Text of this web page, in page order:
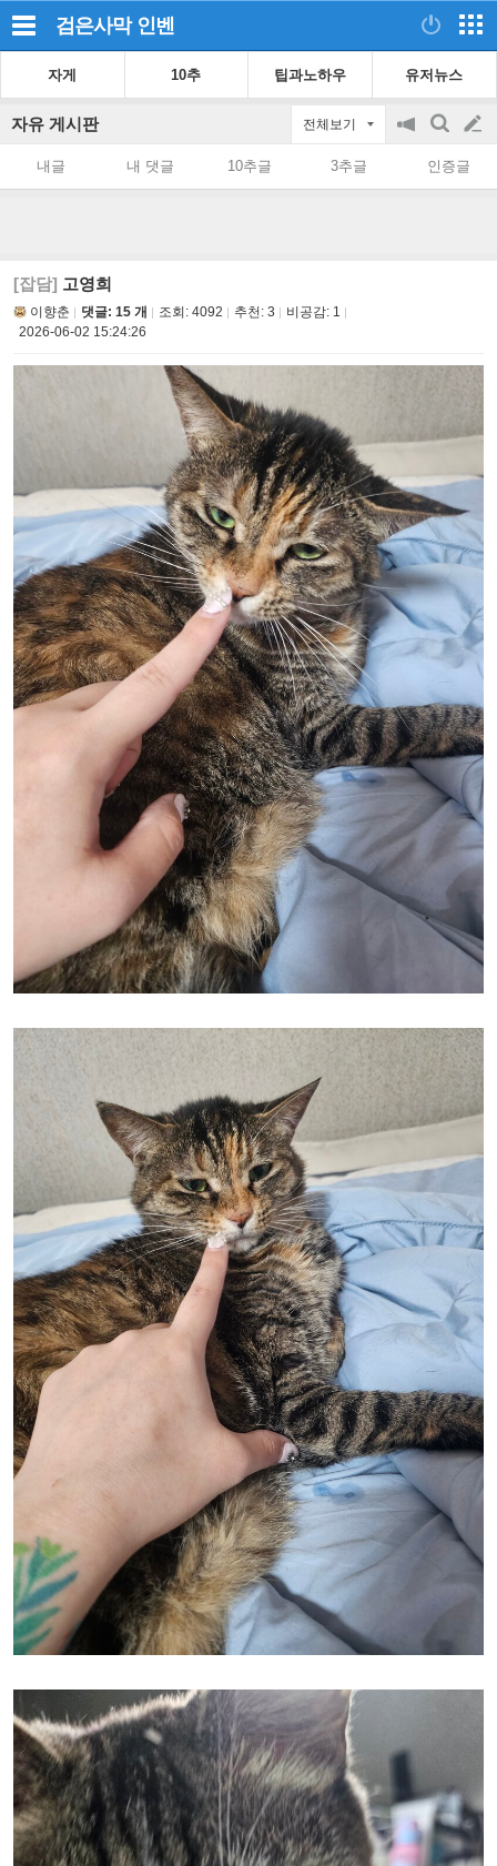
검은사막 인벤
자게 10추 팁과노하우 유저뉴스
자유 게시판 전체보기
공
on/off
검
색
글
쓰
내글 내 댓글 10추글 3추글 인증글
[잡담] 고영희
이향춘 댓글: 15 개 조회: 4092 추천: 3 비공감: 1
2026-06-02 15:24:26